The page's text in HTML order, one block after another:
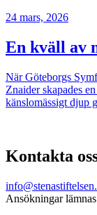
24 mars, 2026
En kväll av
När Göteborgs
Znaider skapades
känslomässigt djup
Kontakta
Ansökningar